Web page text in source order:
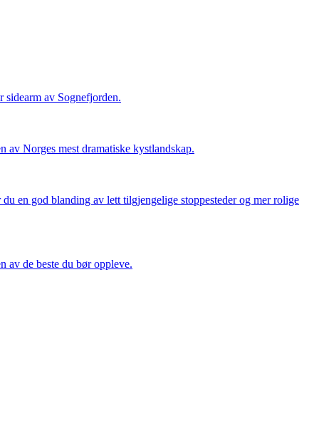
sidearm av Sognefjorden.
Norges mest dramatiske kystlandskap.
en god blanding av lett tilgjengelige stoppesteder og mer rolige
av de beste du bør oppleve.